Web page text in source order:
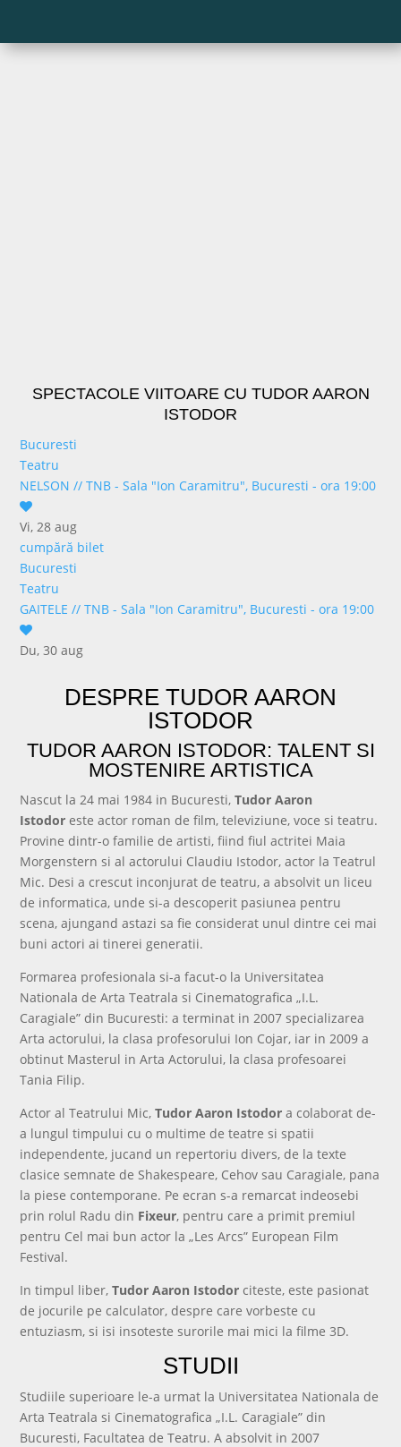
SPECTACOLE VIITOARE CU TUDOR AARON
ISTODOR
Bucuresti
Teatru
NELSON// TNB - Sala "Ion Caramitru", Bucuresti - ora 19:00
Vi, 28 aug
cumpără bilet
Bucuresti
Teatru
GAITELE// TNB - Sala "Ion Caramitru", Bucuresti - ora 19:00
Du, 30 aug
DESPRE TUDOR AARON
ISTODOR
TUDOR AARON ISTODOR: TALENT SI
MOSTENIRE ARTISTICA
Nascut la 24 mai 1984 in Bucuresti,Tudor Aaron
Istodor este actor roman de film, televiziune, voce si teatru.
Provine dintr-o familie de artisti, fiind fiul actritei Maia
Morgenstern si al actorului Claudiu Istodor, actor la Teatrul
Mic. Desi a crescut inconjurat de teatru, a absolvit un liceu
de informatica, unde si-a descoperit pasiunea pentru
scena, ajungand astazi sa fie considerat unul dintre cei mai
buni actori ai tinerei generatii.
Formarea profesionala si-a facut-o la Universitatea
Nationala de Arta Teatrala si Cinematografica „I.L.
Caragiale” din Bucuresti: a terminat in 2007 specializarea
Arta actorului, la clasa profesorului Ion Cojar, iar in 2009 a
obtinut Masterul in Arta Actorului, la clasa profesoarei
Tania Filip.
Actor al Teatrului Mic,Tudor Aaron Istodor a colaborat de-
a lungul timpului cu o multime de teatre si spatii
independente, jucand un repertoriu divers, de la texte
clasice semnate de Shakespeare, Cehov sau Caragiale, pana
la piese contemporane. Pe ecran s-a remarcat indeosebi
prin rolul Radu din Fixeur, pentru care a primit premiul
pentru Cel mai bun actor la „Les Arcs” European Film
Festival.
In timpul liber,Tudor Aaron Istodor citeste, este pasionat
de jocurile pe calculator, despre care vorbeste cu
entuziasm, si isi insoteste surorile mai mici la filme 3D.
STUDII
Studiile superioare le-a urmat la Universitatea Nationala de
Arta Teatrala si Cinematografica „I.L. Caragiale” din
Bucuresti, Facultatea de Teatru. A absolvit in 2007